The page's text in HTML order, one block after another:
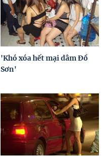
'Khó xóa hết mại dâm Đồ
Sơn'